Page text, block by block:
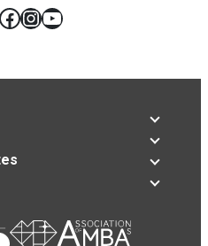
Instagram
YouTube